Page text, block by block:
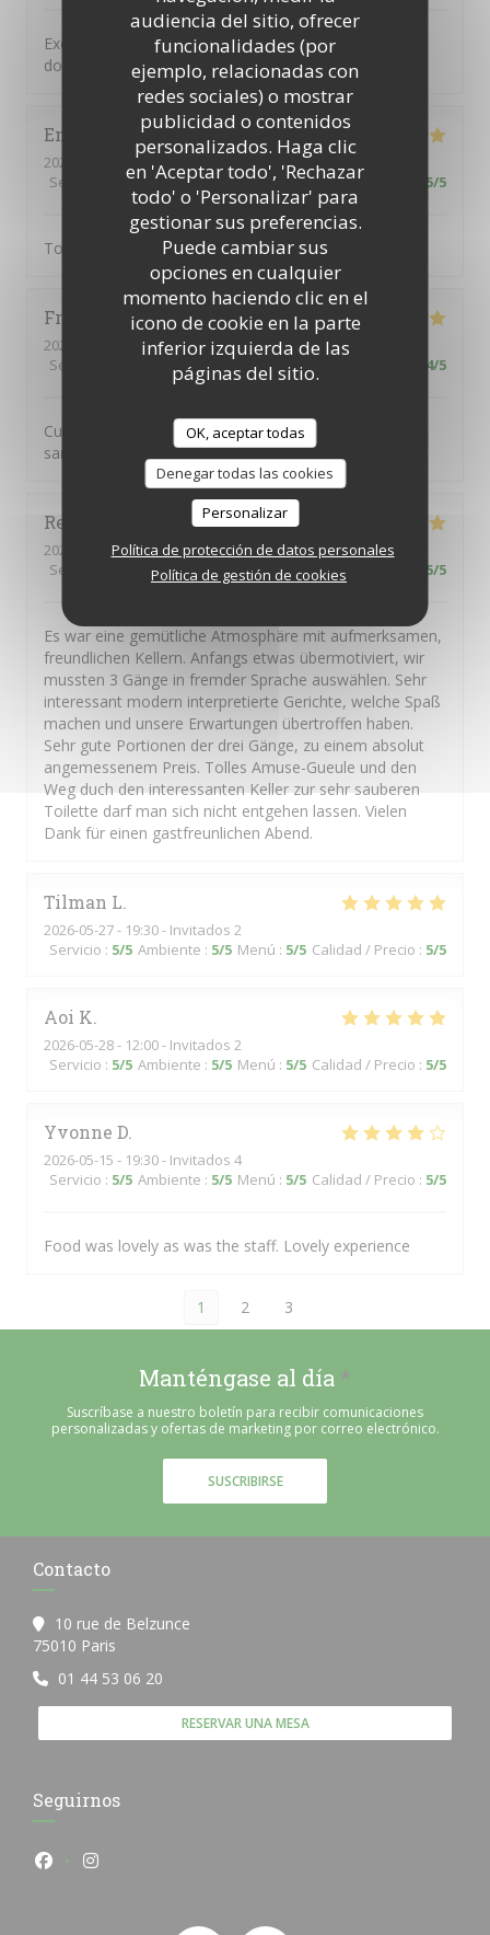
audiencia del sitio, ofrecer
funcionalidades (por
ejemplo, relacionadas con
redes sociales) o mostrar
publicidad o contenidos
personalizados. Haga clic
en 'Aceptar todo', 'Rechazar
todo' o 'Personalizar' para
gestionar sus preferencias.
Puede cambiar sus
opciones en cualquier
momento haciendo clic en el
icono de cookie en la parte
inferior izquierda de las
páginas del sitio.
OK, aceptar todas
Denegar todas las cookies
Personalizar
Política de protección de datos personales
Política de gestión de cookies
Excellente cuisine savoureuse dans un cadre typique
donnant sur une jolie place paisible
Emile
2026-06-15
- 21:00 - Invitados 3
Servicio
/5 Ambiente:5/5 Menú 5/5 Calidad / Precio 5/5
Tout
Frédéric C
2026-06-11
- 20:00 - Invitados 2
Servicio
Ambiente : Menú 5/5 4/5
Cuisine excellente et généreuse. Service impeccable et
sans chichi
René
2026-05-14- 19:00 - Invitados 2
Servicio
Ambiente :5 /5 Menú :5 /5 Calidad / Precio 5/5
Es war eine gemütliche Atmosphäre mit aufmerksamen,
freundlichen Kellern. Anfangs etwas übermotiviert, wir
mussten 3 Gänge in fremder Sprache auswählen. Sehr
interessant modern interpretierte Gerichte, welche Spaß
machen und unsere Erwartungen übertroffen haben.
Sehr gute Portionen der drei Gänge, zu einem absolut
angemessenem Preis. Tolles Amuse-Gueule und den
Weg duch den interessanten Keller zur sehr sauberen
Toilette darf man sich nicht entgehen lassen. Vielen
Dank für einen gastfreunlichen Abend.
Tilman L
2026-05-27- 19:30 - Invitados 2
Servicio : 5/5 Ambiente : 5/5 Menú : 5/5 Calidad / Precio : 5/5
Aoi K
2026-05-28- 12:00 - Invitados 2
Servicio : 5/5 Ambiente : 5/5 Menú : 5/5 Calidad / Precio : 5/5
Yvonne D
2026-05-15 - 19:30 - Invitados 4
Servicio : 5/5 Ambiente : 5/5 Menú : 5/5 Calidad / Precio : 5/5
Food was lovely as was the staff. Lovely experience
1 2 3
Manténgase al día *
Suscríbase a nuestro boletín para recibir comunicaciones
personalizadas y ofertas de marketing por correo electrónico.
SUSCRIBIRSE
Contacto
10 rue de Belzunce
75010 Paris
01 44 53 06 20
RESERVAR UNA MESA
Seguirnos
Facebook ((abre en una nueva ventana))
Instagram ((abre en una nueva ventana))